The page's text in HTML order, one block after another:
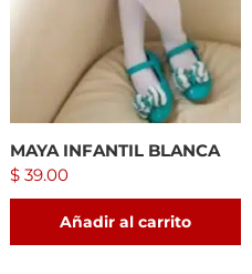
MAYA INFANTIL BLANCA
$ 39.00
Añadir al carrito